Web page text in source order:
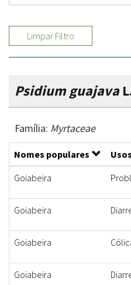
Limpar Filtro
Psidium guajava
Família: Myrtaceae
Nomes populares
Goiabeira
Goiabeira
Goiabeira
Goiabeira